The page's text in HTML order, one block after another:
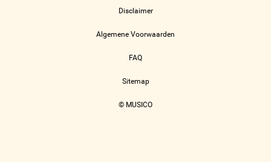
Disclaimer
Algemene Voorwaarden
FAQ
Sitemap
© MUSICO